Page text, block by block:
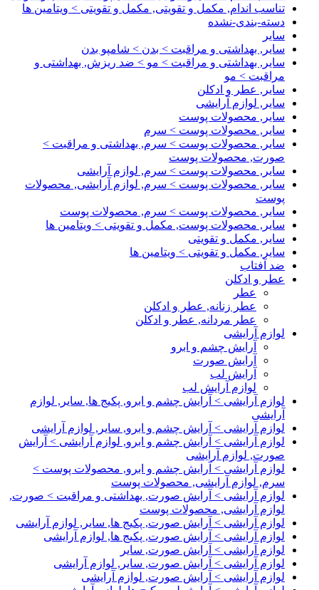
تناسب اندام, مکمل و تقویتی, مکمل و تقویتی > ویتامین ها
دسته-بندی-نشده
سایر
سایر, بهداشتی و مراقبت > بدن > شامپو بدن
سایر, بهداشتی و مراقبت > مو > ضد ریزش, بهداشتی و
مراقبت > مو
سایر, عطر و ادکلن
سایر, لوازم آرایشی
سایر, محصولات پوست
سایر, محصولات پوست > سرم
سایر, محصولات پوست > سرم, بهداشتی و مراقبت >
صورت, محصولات پوست
سایر, محصولات پوست > سرم, لوازم آرایشی
سایر, محصولات پوست > سرم, لوازم آرایشی, محصولات
پوست
سایر, محصولات پوست > سرم, محصولات پوست
سایر, محصولات پوست, مکمل و تقویتی > ویتامین ها
سایر, مکمل و تقویتی
سایر, مکمل و تقویتی > ویتامین ها
ضد آفتاب
عطر و ادکلن
عطر
عطر زنانه, عطر و ادکلن
عطر مردانه, عطر و ادکلن
لوازم آرایشی
آرایش چشم و ابرو
آرایش صورت
آرایش لب
لوازم آرایش لب
لوازم آرایشی > آرایش چشم و ابرو, پکیج ها, سایر, لوازم
آرایشی
لوازم آرایشی > آرایش چشم و ابرو, سایر, لوازم آرایشی
لوازم آرایشی > آرایش چشم و ابرو, لوازم آرایشی > آرایش
صورت, لوازم آرایشی
لوازم آرایشی > آرایش چشم و ابرو, محصولات پوست >
سرم, لوازم آرایشی, محصولات پوست
لوازم آرایشی > آرایش صورت, بهداشتی و مراقبت > صورت,
لوازم آرایشی, محصولات پوست
لوازم آرایشی > آرایش صورت, پکیج ها, سایر, لوازم آرایشی
لوازم آرایشی > آرایش صورت, پکیج ها, لوازم آرایشی
لوازم آرایشی > آرایش صورت, سایر
لوازم آرایشی > آرایش صورت, سایر, لوازم آرایشی
لوازم آرایشی > آرایش صورت, لوازم آرایشی